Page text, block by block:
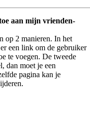
aan mijn vrienden-
op 2 manieren. In het
een link om de gebruiker
te voegen. De tweede
dan moet je een
pagina kan je